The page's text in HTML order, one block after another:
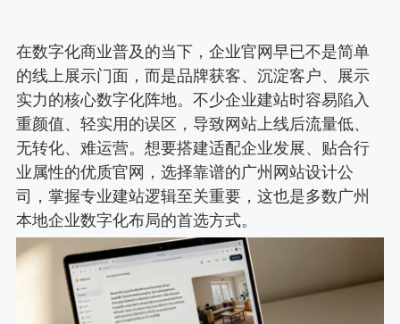
在数字化商业普及的当下，企业官网早已不是简单
的线上展示门面，而是品牌获客、沉淀客户、展示
实力的核心数字化阵地。不少企业建站时容易陷入
重颜值、轻实用的误区，导致网站上线后流量低、
无转化、难运营。想要搭建适配企业发展、贴合行
业属性的优质官网，选择靠谱的广州网站设计公
司，掌握专业建站逻辑至关重要，这也是多数广州
本地企业数字化布局的首选方式。